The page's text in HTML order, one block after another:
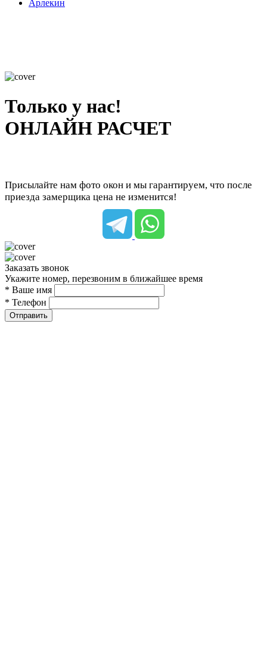
Арлекин
Только у нас!
ОНЛАЙН РАСЧЕТ
Присылайте нам фото окон и мы гарантируем, что после
приезда замерщика цена не изменится!
Заказать звонок
Укажите номер, перезвоним в ближайшее время
* Ваше имя
* Телефон
Отправить